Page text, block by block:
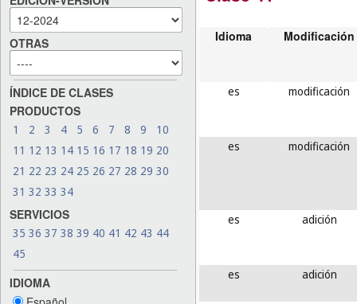
OTRAS
ÍNDICE DE CLASES
PRODUCTOS
1 2 3 4 5 6 7 8 9
10
11 12 13 14 15 16 17 18 19 20
21 22 23 24 25 26 27 28 29 30
31 32 33 34
SERVICIOS
35 36 37 38 39 40 41 42 43 44
45
IDIOMA
Idioma Modificación
es modificación
es modificación
es adición
es adición